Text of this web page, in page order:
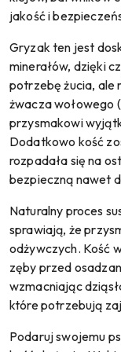
jakość i
Gryzak ten jest
minerałów, dzięki
potrzebę żucia, ale
żwacza wołowego
przysmakowi
Dodatkowo kość
rozpadała się na
bezpieczną nawet
Naturalny proces
sprawiają, że
odżywczych. Kość
zęby przed
wzmacniając
które potrzebują
Podaruj swojemu